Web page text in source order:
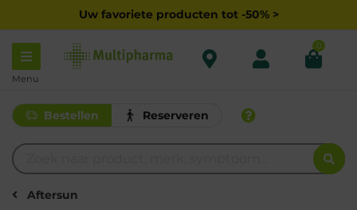
Uw favoriete producten tot -50% >
Menu
0
Bestellen Reserveren
Aftersun